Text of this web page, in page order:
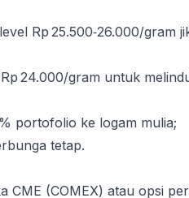
Rp 25.500‑26.000/gram
24.000/gram untuk
portofolio ke logam mulia;
tetap.
CME (COMEX) atau opsi